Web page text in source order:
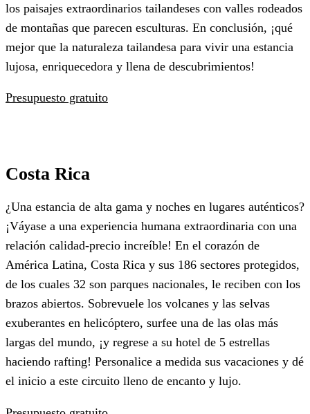
los paisajes extraordinarios tailandeses con valles rodeados
de montañas que parecen esculturas. En conclusión, ¡qué
mejor que la naturaleza tailandesa para vivir una estancia
lujosa, enriquecedora y llena de descubrimientos!
Presupuesto gratuito
Costa Rica
¿Una estancia de alta gama y noches en lugares auténticos?
¡Váyase a una experiencia humana extraordinaria con una
relación calidad-precio increíble! En el corazón de
América Latina, Costa Rica y sus 186 sectores protegidos,
de los cuales 32 son parques nacionales, le reciben con los
brazos abiertos. Sobrevuele los volcanes y las selvas
exuberantes en helicóptero, surfee una de las olas más
largas del mundo, ¡y regrese a su hotel de 5 estrellas
haciendo rafting! Personalice a medida sus vacaciones y dé
el inicio a este circuito lleno de encanto y lujo.